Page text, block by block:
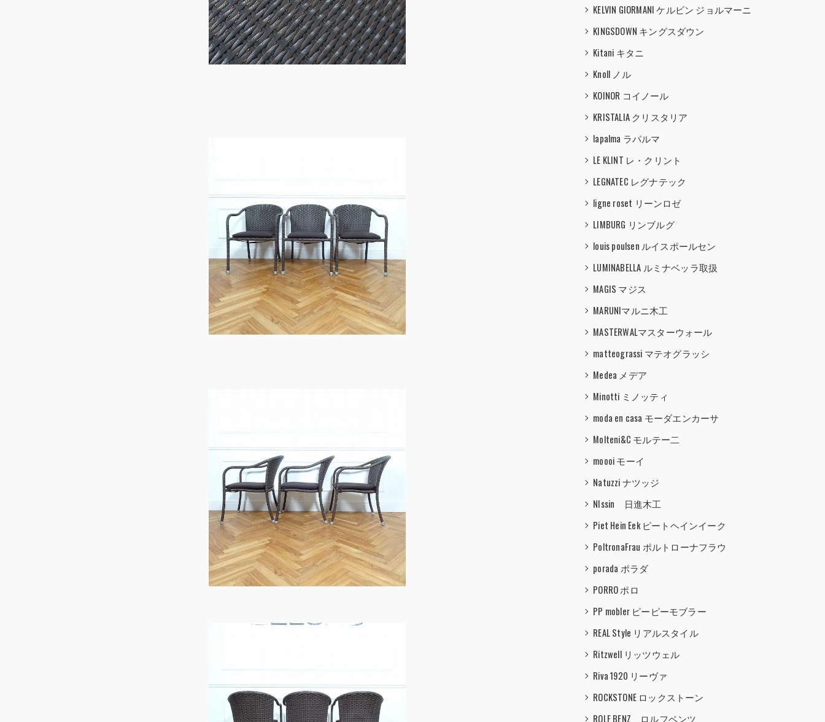
KELVIN GIORMANI ケルビン ジョルマーニ
KINGSDOWN キングスダウン
Kitani キタニ
Knoll ノル
KOINOR コイノール
KRISTALIA クリスタリア
lapalma ラパルマ
LE KLINT レ・クリント
LEGNATEC レグナテック
ligne roset リーンロゼ
LIMBURG リンブルグ
louis poulsen ルイスポールセン
LUMINABELLA ルミナベッラ取扱
MAGIS マジス
MARUNIマルニ木工
MASTERWALマスターウォール
matteograssi マテオグラッシ
Medea メデア
Minotti ミノッティ
moda en casa モーダエンカーサ
Molteni&C モルテー二
moooi モーイ
Natuzzi ナツッジ
NIssin 日進木工
Piet Hein Eek ピートヘインイーク
PoltronaFrau ポルトローナフラウ
porada ポラダ
PORRO ポロ
PP mobler ピーピーモブラー
REAL Style リアルスタイル
Ritzwell リッツウェル
Riva 1920 リーヴァ
ROCKSTONE ロックストーン
ROLF BENZ ロルフベンツ